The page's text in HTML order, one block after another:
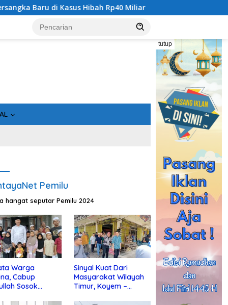
Kasus Hibah Rp40 Miliar Bukan Sekadar Asin, Ikan
tutup
Pemilu
hangat seputar Pemilu 2024
Warga
Cabup
Sosok
Sinyal Kuat Dari
Masyarakat Wilayah
Timur, Koyem –